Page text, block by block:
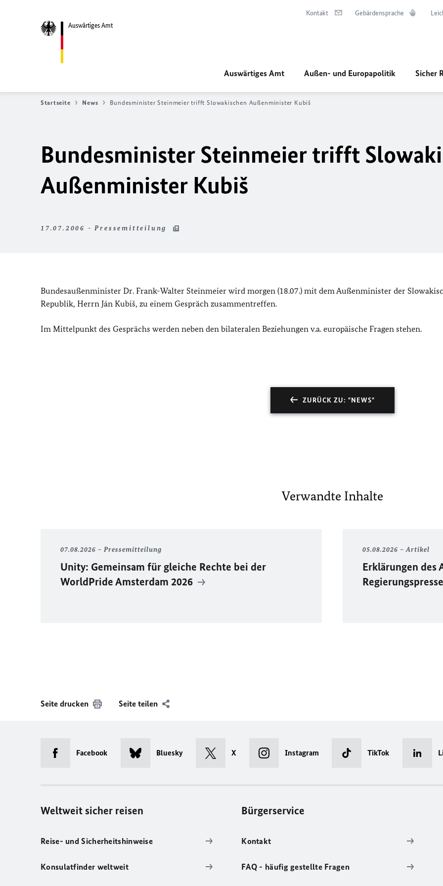
Auswärtiges Amt
Kontakt Gebärdensprache
Auswärtiges Amt Außen- und Europapolitik Sicher
Startseite News Bundesminister Steinmeier trifft Slowakischen Außenminister Kubiš
Bundesminister Steinmeier trifft
Außenminister Kubiš
17.07.2006 - Pressemitteilung
Bundesaußenminister Dr. Frank-Walter Steinmeier wird morgen (18.07.) mit dem Außenminister der
Republik, Herrn Ján Kubiš, zu einem Gespräch zusammentreffen.
Im Mittelpunkt des Gesprächs werden neben den bilateralen Beziehungen v.a. europäische Fragen stehen.
ZURÜCK ZU: "NEWS"
Verwandte Inhalte
07.08.2026 Pressemitteilung
Unity: Gemeinsam für gleiche Rechte bei der
WorldPrideAmsterdam 2026
05.08.2026 Artikel
Erklärungen des
Seite drucken Seite teilen
Facebook Bluesky X Instagram TikTok
Weltweit sicher reisen
Reise- und Sicherheitshinweise
Konsulatfinder weltweit
Bürgerservice
Kontakt
FAQ - häufig gestellte Fragen